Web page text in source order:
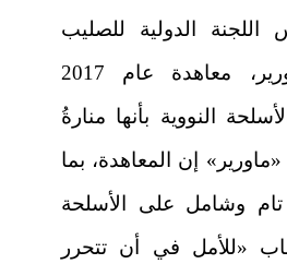
الدولية للصليب
الأحمر بيتر ماورير، معاهدة عام 2017
النووية بأنها منارةُ
إن المعاهدة، بما
وشامل على الأسلحة
«للأمل في أن تتحرر